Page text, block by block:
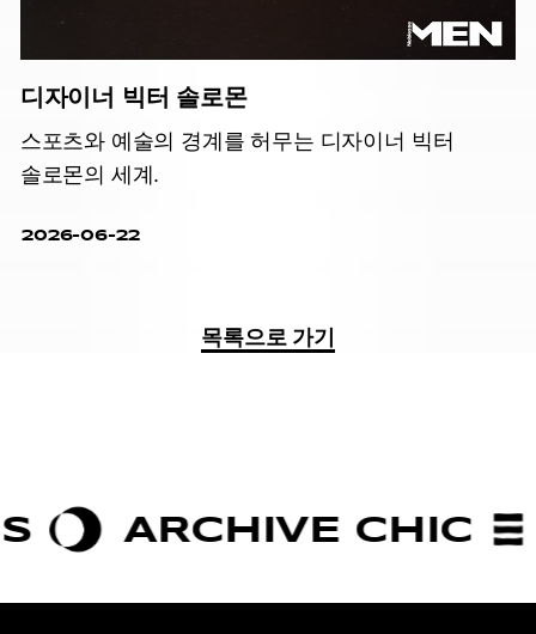
디자이너 빅터 솔로몬
스포츠와 예술의 경계를 허무는 디자이너 빅터
솔로몬의 세계.
2026-06-22
목록으로 가기
CHIC